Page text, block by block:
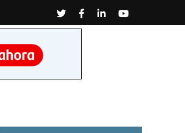
TwitterFacebook
LinkedinYoutube